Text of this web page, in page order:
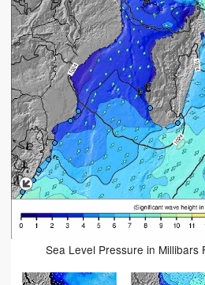
Sea Level Pressure in Millibars